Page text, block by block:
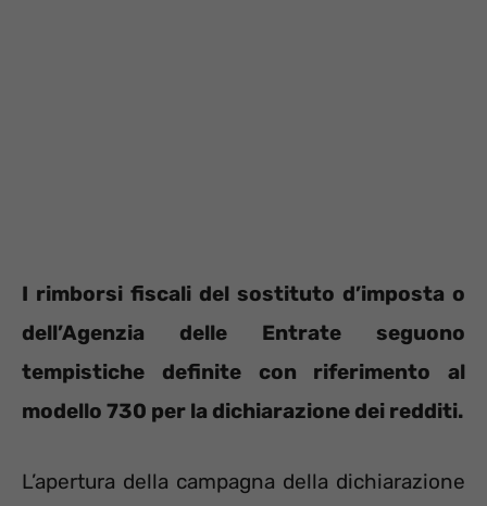
I rimborsi fiscali del sostituto d’imposta o
dell’Agenzia delle Entrate seguono
tempistiche definite con riferimento al
modello 730 per la dichiarazione dei redditi.
L’apertura della campagna della dichiarazione